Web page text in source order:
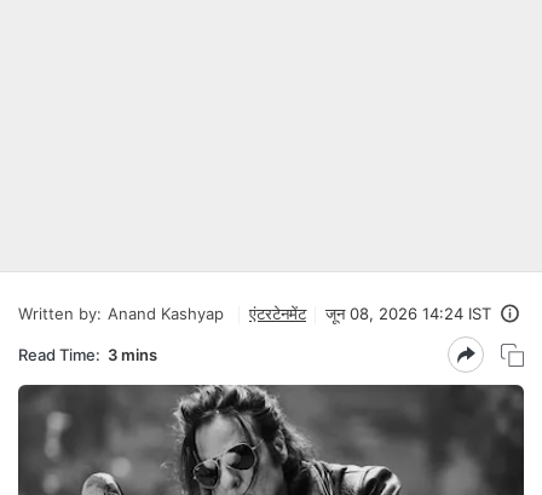
Written by: Anand Kashyap एंटरटेनमेंट जून 08, 2026 14:24 IST
Read Time: 3 mins